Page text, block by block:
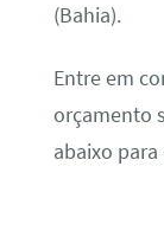
(Bahia).
Entre em
orçamento
abaixo